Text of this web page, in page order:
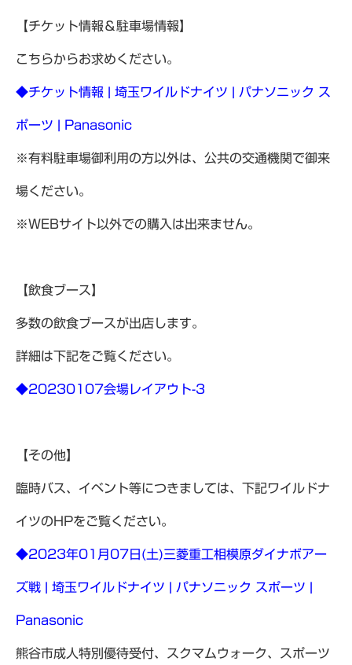
【チケット情報＆駐車場情報】
こちらからお求めください。
◆チケット情報 | 埼玉ワイルドナイツ | パナソニック ス
ポーツ | Panasonic
※有料駐車場御利用の方以外は、公共の交通機関で御来
場ください。
※WEBサイト以外での購入は出来ません。
【飲食ブース】
多数の飲食ブースが出店します。
詳細は下記をご覧ください。
◆20230107会場レイアウト-3
【その他】
臨時バス、イベント等につきましては、下記ワイルドナ
イツのHPをご覧ください。
◆2023年01月07日(土)三菱重工相模原ダイナボアー
ズ戦 | 埼玉ワイルドナイツ | パナソニック スポーツ |
Panasonic
熊谷市成人特別優待受付、スクマムウォーク、スポーツ